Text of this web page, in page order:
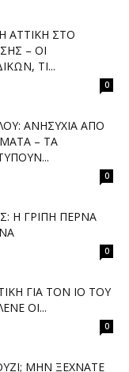
ΑΤΤΙΚΉ ΣΤΟ
– ΟΙ
ΤΙ...
0
ΑΝΗΣΥΧΊΑ ΑΠΌ
– ΤΑ
0
Η ΓΡΊΠΗ ΠΕΡΝΆ
0
ΓΙΑ ΤΟΝ ΙΌ ΤΟΥ
ΟΙ...
0
ΜΗΝ ΞΕΧΝΆΤΕ